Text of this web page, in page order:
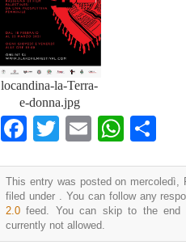
locandina-la-Terra-
e-donna.jpg
Facebook
TwitterEmail
This entry was posted on mercoledì,
filed under . You can follow any
2.0 feed. You can skip to the end
currently not allowed.